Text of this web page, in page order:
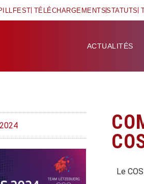
TÉLÉCHARGEMENTSSTATUTS
ACTUALITÉS
Le